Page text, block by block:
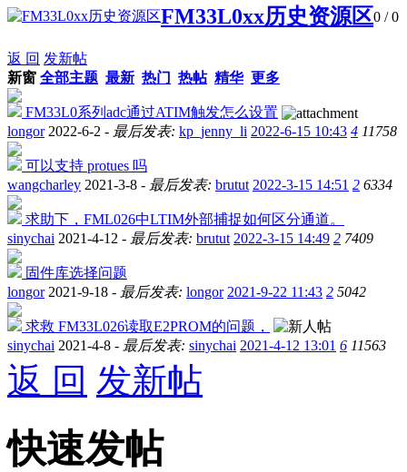
FM33L0xx历史资源区0 / 0
返 回 发新帖
新窗 全部主题 最新 热门 热帖 精华 更多
FM33L0系列adc通过ATIM触发怎么设置
longor 2022-6-2 - 最后发表: kp_jenny_li 2022-6-15 10:43 4 11758
可以支持 protues 吗
wangcharley 2021-3-8 - 最后发表: brutut 2022-3-15 14:51 2 6334
求助下，FML026中LTIM外部捕捉如何区分通道。
sinychai 2021-4-12 - 最后发表: brutut 2022-3-15 14:49 2 7409
固件库选择问题
longor 2021-9-18 - 最后发表: longor 2021-9-22 11:43 2 5042
求救 FM33L026读取E2PROM的问题，
sinychai 2021-4-8 - 最后发表: sinychai 2021-4-12 13:01 6 11563
返 回 发新帖
快速发帖